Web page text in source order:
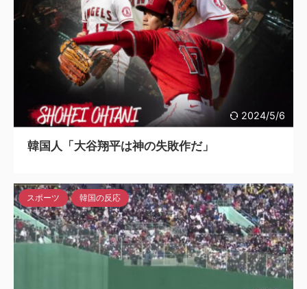
2024/5/6
韓国人「大谷翔平は神の失敗作だ」
スポーツ 韓国の反応